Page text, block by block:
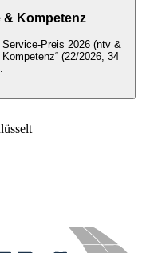
& Kompetenz
Preis 2026 (ntv &
(22/2026, 34